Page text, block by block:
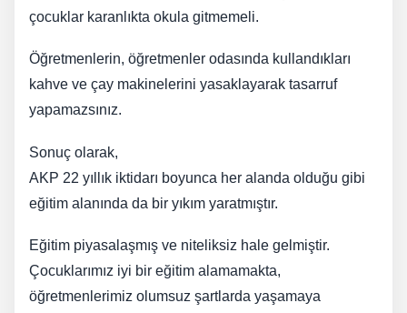
çocuklar karanlıkta okula gitmemeli.
Öğretmenlerin, öğretmenler odasında kullandıkları
kahve ve çay makinelerini yasaklayarak tasarruf
yapamazsınız.
Sonuç olarak,
AKP 22 yıllık iktidarı boyunca her alanda olduğu gibi
eğitim alanında da bir yıkım yaratmıştır.
Eğitim piyasalaşmış ve niteliksiz hale gelmiştir.
Çocuklarımız iyi bir eğitim alamamakta,
öğretmenlerimiz olumsuz şartlarda yaşamaya